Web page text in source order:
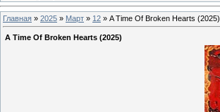
Главная » 2025 » Март » 12 » A Time Of Broken Hearts (2025)
A Time Of Broken Hearts (2025)